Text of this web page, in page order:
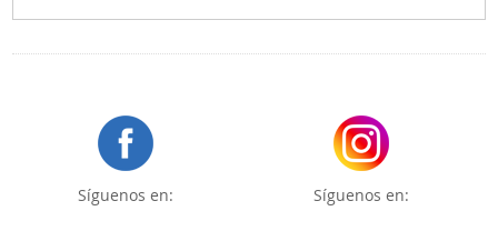
Síguenos en: Síguenos en: